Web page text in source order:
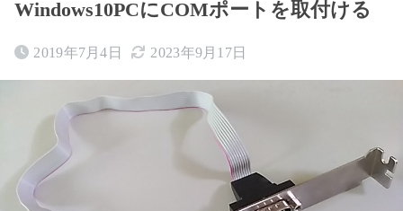
Windows10PCにCOMポートを取付ける
2019年7月4日 2023年9月17日